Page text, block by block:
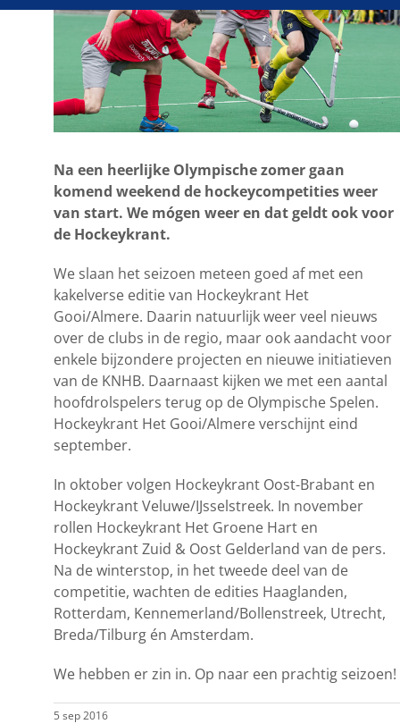
Na een heerlijke Olympische zomer gaan
komend weekend de hockeycompetities weer
van start. We mógen weer en dat geldt ook voor
de Hockeykrant.
We slaan het seizoen meteen goed af met een
kakelverse editie van Hockeykrant Het
Gooi/Almere. Daarin natuurlijk weer veel nieuws
over de clubs in de regio, maar ook aandacht voor
enkele bijzondere projecten en nieuwe initiatieven
van de KNHB. Daarnaast kijken we met een aantal
hoofdrolspelers terug op de Olympische Spelen.
Hockeykrant Het Gooi/Almere verschijnt eind
september.
In oktober volgen Hockeykrant Oost-Brabant en
Hockeykrant Veluwe/IJsselstreek. In november
rollen Hockeykrant Het Groene Hart en
Hockeykrant Zuid & Oost Gelderland van de pers.
Na de winterstop, in het tweede deel van de
competitie, wachten de edities Haaglanden,
Rotterdam, Kennemerland/Bollenstreek, Utrecht,
Breda/Tilburg én Amsterdam.
We hebben er zin in. Op naar een prachtig seizoen!
5 sep 2016